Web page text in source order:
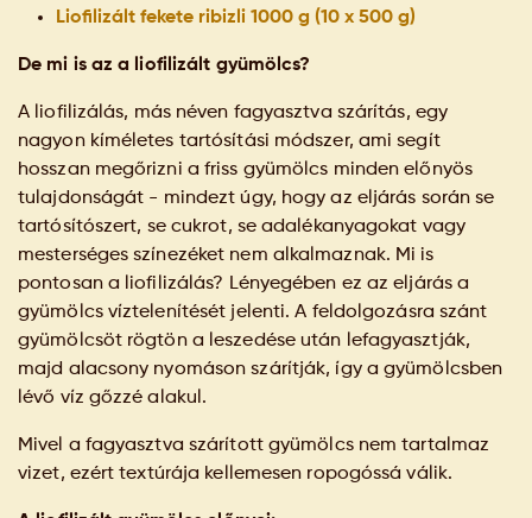
Liofilizált fekete ribizli 1000 g (10 x 500 g)
De mi is az a liofilizált gyümölcs?
A liofilizálás, más néven fagyasztva szárítás, egy
nagyon kíméletes tartósítási módszer, ami segít
hosszan megőrizni a friss gyümölcs minden előnyös
tulajdonságát - mindezt úgy, hogy az eljárás során se
tartósítószert, se cukrot, se adalékanyagokat vagy
mesterséges színezéket nem alkalmaznak. Mi is
pontosan a liofilizálás? Lényegében ez az eljárás a
gyümölcs víztelenítését jelenti. A feldolgozásra szánt
gyümölcsöt rögtön a leszedése után lefagyasztják,
majd alacsony nyomáson szárítják, így a gyümölcsben
lévő víz gőzzé alakul.
Mivel a fagyasztva szárított gyümölcs nem tartalmaz
vizet, ezért textúrája kellemesen ropogóssá válik.